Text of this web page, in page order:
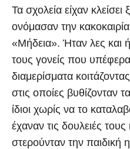
Τα σχολεία είχαν κλείσει
ονόμασαν την
«Μήδεια». Ήταν λες και
τους γονείς που
διαμερίσματα
στις οποίες βυθίζονταν
ίδιοι χωρίς να το
έχαναν τις δουλειές τους
στερούνταν την παιδική